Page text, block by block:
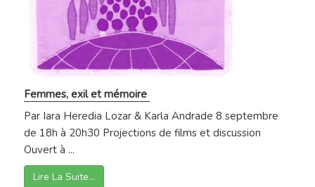
Femmes, exil et mémoire
Par Iara Heredia Lozar & Karla Andrade 8 septembre
de 18h à 20h30 Projections de films et discussion
Ouvert à ...
Lire La Suite…